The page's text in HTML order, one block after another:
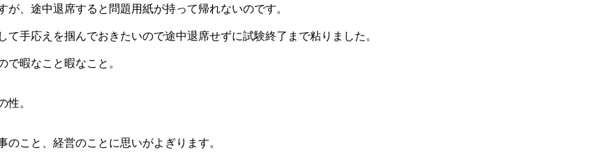
が、途中退席すると問題用紙が持って帰れないのです。
て手応えを掴んでおきたいので途中退席せずに試験終了まで粘りました。
で暇なこと暇なこと。
性。
のこと、経営のことに思いがよぎります。